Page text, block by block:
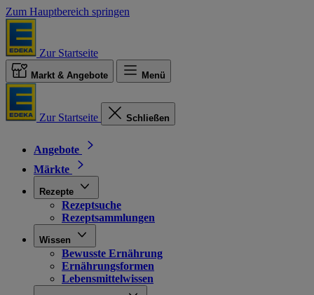
Zum Hauptbereich springen
Zur Startseite
Markt & Angebote Menü
Zur Startseite Schließen
Angebote
Märkte
Rezepte
Rezeptsuche
Rezeptsammlungen
Wissen
Bewusste Ernährung
Ernährungsformen
Lebensmittelwissen